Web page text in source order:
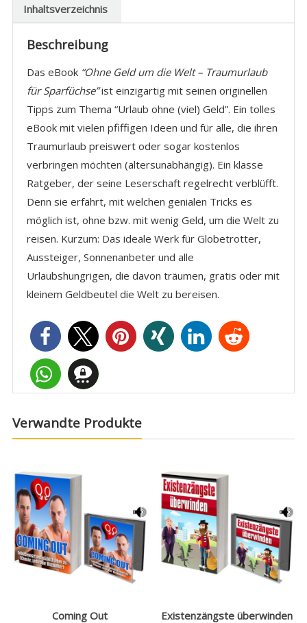
Inhaltsverzeichnis
Beschreibung
Das eBook “Ohne Geld um die Welt – Traumurlaub
für Sparfüchse”ist einzigartig mit seinen originellen
Tipps zum Thema “Urlaub ohne (viel) Geld”. Ein tolles
eBook mit vielen pfiffigen Ideen und für alle, die ihren
Traumurlaub preiswert oder sogar kostenlos
verbringen möchten (altersunabhängig). Ein klasse
Ratgeber, der seine Leserschaft regelrecht verblüfft.
Denn sie erfährt, mit welchen genialen Tricks es
möglich ist, ohne bzw. mit wenig Geld, um die Welt zu
reisen. Kurzum: Das ideale Werk für Globetrotter,
Aussteiger, Sonnenanbeter und alle
Urlaubshungrigen, die davon träumen, gratis oder mit
kleinem Geldbeutel die Welt zu bereisen.
Verwandte Produkte
Coming Out Existenzängste überwinden